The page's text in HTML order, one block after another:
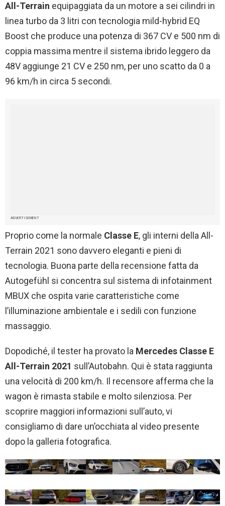
All-Terrain equipaggiata da un motore a sei cilindri in
linea turbo da 3 litri con tecnologia mild-hybrid EQ
Boost che produce una potenza di 367 CV e 500 nm di
coppia massima mentre il sistema ibrido leggero da
48V aggiunge 21 CV e 250 nm, per uno scatto da 0 a
96 km/h in circa 5 secondi.
ADVERTISEMENT
Proprio come la normale Classe E, gli interni della All-
Terrain 2021 sono davvero eleganti e pieni di
tecnologia. Buona parte della recensione fatta da
Autogefühl si concentra sul sistema di infotainment
MBUX che ospita varie caratteristiche come
l’illuminazione ambientale e i sedili con funzione
massaggio.
Dopodiché, il tester ha provato la Mercedes Classe E
All-Terrain 2021 sull’Autobahn. Qui è stata raggiunta
una velocità di 200 km/h. Il recensore afferma che la
wagon è rimasta stabile e molto silenziosa. Per
scoprire maggiori informazioni sull’auto, vi
consigliamo di dare un’occhiata al video presente
dopo la galleria fotografica.